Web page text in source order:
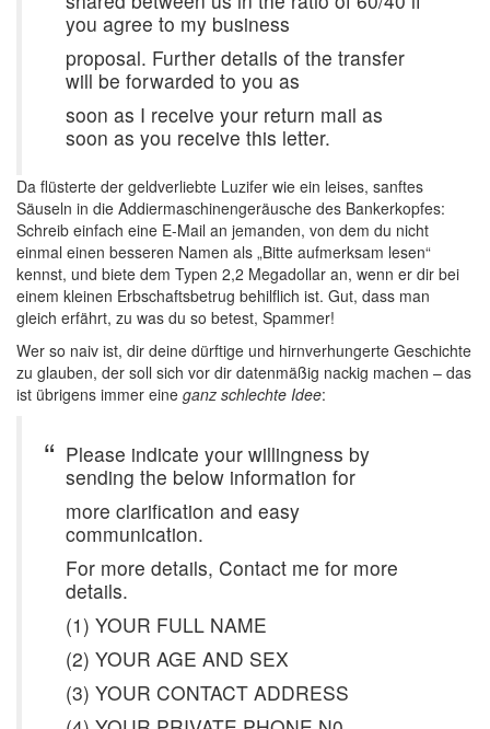
you agree to my business
proposal. Further details of the transfer
will be forwarded to you as
soon as I receive your return mail as
soon as you receive this letter.
Da flüsterte der geldverliebte Luzifer wie ein leises, sanftes
Säuseln in die Addiermaschinengeräusche des Bankerkopfes:
Schreib einfach eine E-Mail an jemanden, von dem du nicht
einmal einen besseren Namen als „Bitte aufmerksam lesen“
kennst, und biete dem Typen 2,2 Megadollar an, wenn er dir bei
einem kleinen Erbschaftsbetrug behilflich ist. Gut, dass man
gleich erfährt, zu was du so betest, Spammer!
Wer so naiv ist, dir deine dürftige und hirnverhungerte Geschichte
zu glauben, der soll sich vor dir datenmäßig nackig machen – das
ist übrigens immer eine ganz schlechte Idee:
Please indicate your willingness by
sending the below information for
more clarification and easy
communication.
For more details, Contact me for more
details.
(1) YOUR FULL NAME
(2) YOUR AGE AND SEX
(3) YOUR CONTACT ADDRESS